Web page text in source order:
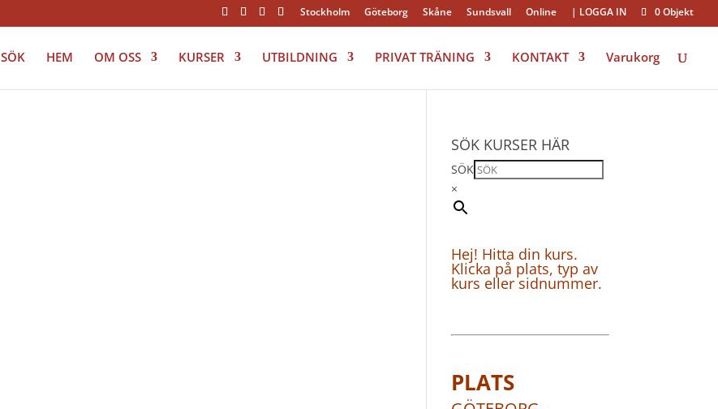
Stockholm Göteborg Skåne Sundsvall Online | LOGGA IN 0 Objekt
SÖK HEM OM OSS KURSER UTBILDNING PRIVAT TRÄNING KONTAKT Varukorg
SÖK KURSER HÄR
SÖK
×
Hej! Hitta din kurs.
Klicka på plats, typ av
kurs eller sidnummer.
PLATS